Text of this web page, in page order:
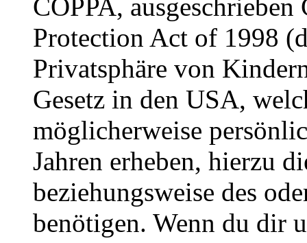
COPPA,
Protection Act of 1998
Privatsphäre von
Gesetz in den USA,
möglicherweise
Jahren erheben, hierzu
beziehungsweise des
benötigen. Wenn du dir